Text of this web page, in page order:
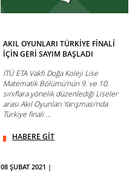
AKIL OYUNLARI TÜRKİYE FİNALİ
İÇİN GERİ SAYIM BAŞLADI
İTÜ ETA Vakfı Doğa Koleji Lise
Matematik Bölümü’nün 9. ve 10.
sınıflara yönelik düzenlediği Liseler
arası Akıl Oyunları Yarışması‘nda
Türkiye finali ...
HABERE GİT
08 ŞUBAT 2021 |